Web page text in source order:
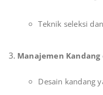
Teknik seleksi
Manajemen
Desain kandang